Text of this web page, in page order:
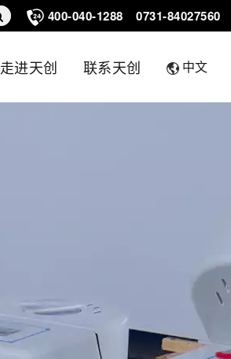
400-040-1288 0731-84027560
走进天创 联系天创 中文